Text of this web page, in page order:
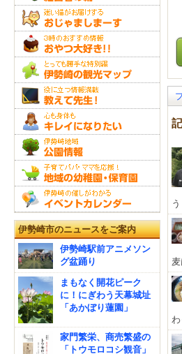
う
伊勢崎市のニュースをご案内
伊勢崎駅前アニメソン
グ盆踊り
まもなく開花ピーク
に！にぎわう天幕城址
「あかぼり蓮園」
家門繁栄、商売繁盛の
「トウモロコシ観音」